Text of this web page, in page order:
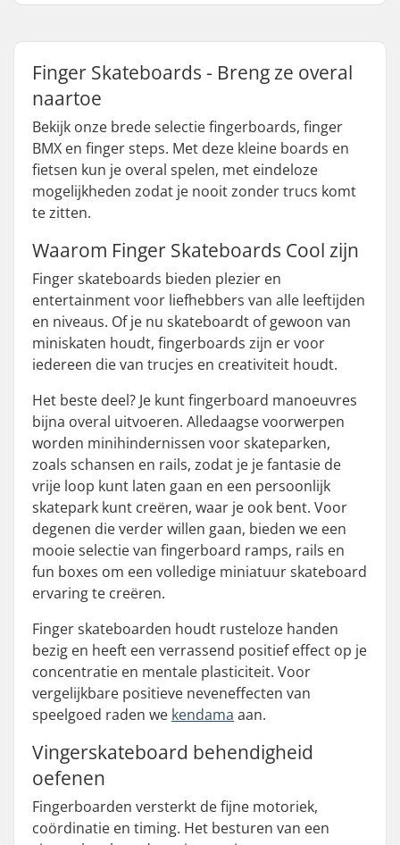
Finger Skateboards - Breng ze overal
naartoe
Bekijk onze brede selectie fingerboards, finger
BMX en finger steps. Met deze kleine boards en
fietsen kun je overal spelen, met eindeloze
mogelijkheden zodat je nooit zonder trucs komt
te zitten.
Waarom Finger Skateboards Cool zijn
Finger skateboards bieden plezier en
entertainment voor liefhebbers van alle leeftijden
en niveaus. Of je nu skateboardt of gewoon van
miniskaten houdt, fingerboards zijn er voor
iedereen die van trucjes en creativiteit houdt.
Het beste deel? Je kunt fingerboard manoeuvres
bijna overal uitvoeren. Alledaagse voorwerpen
worden minihindernissen voor skateparken,
zoals schansen en rails, zodat je je fantasie de
vrije loop kunt laten gaan en een persoonlijk
skatepark kunt creëren, waar je ook bent. Voor
degenen die verder willen gaan, bieden we een
mooie selectie van fingerboard ramps, rails en
fun boxes om een volledige miniatuur skateboard
ervaring te creëren.
Finger skateboarden houdt rusteloze handen
bezig en heeft een verrassend positief effect op je
concentratie en mentale plasticiteit. Voor
vergelijkbare positieve neveneffecten van
speelgoed raden we kendama aan.
Vingerskateboard behendigheid
oefenen
Fingerboarden versterkt de fijne motoriek,
coördinatie en timing. Het besturen van een